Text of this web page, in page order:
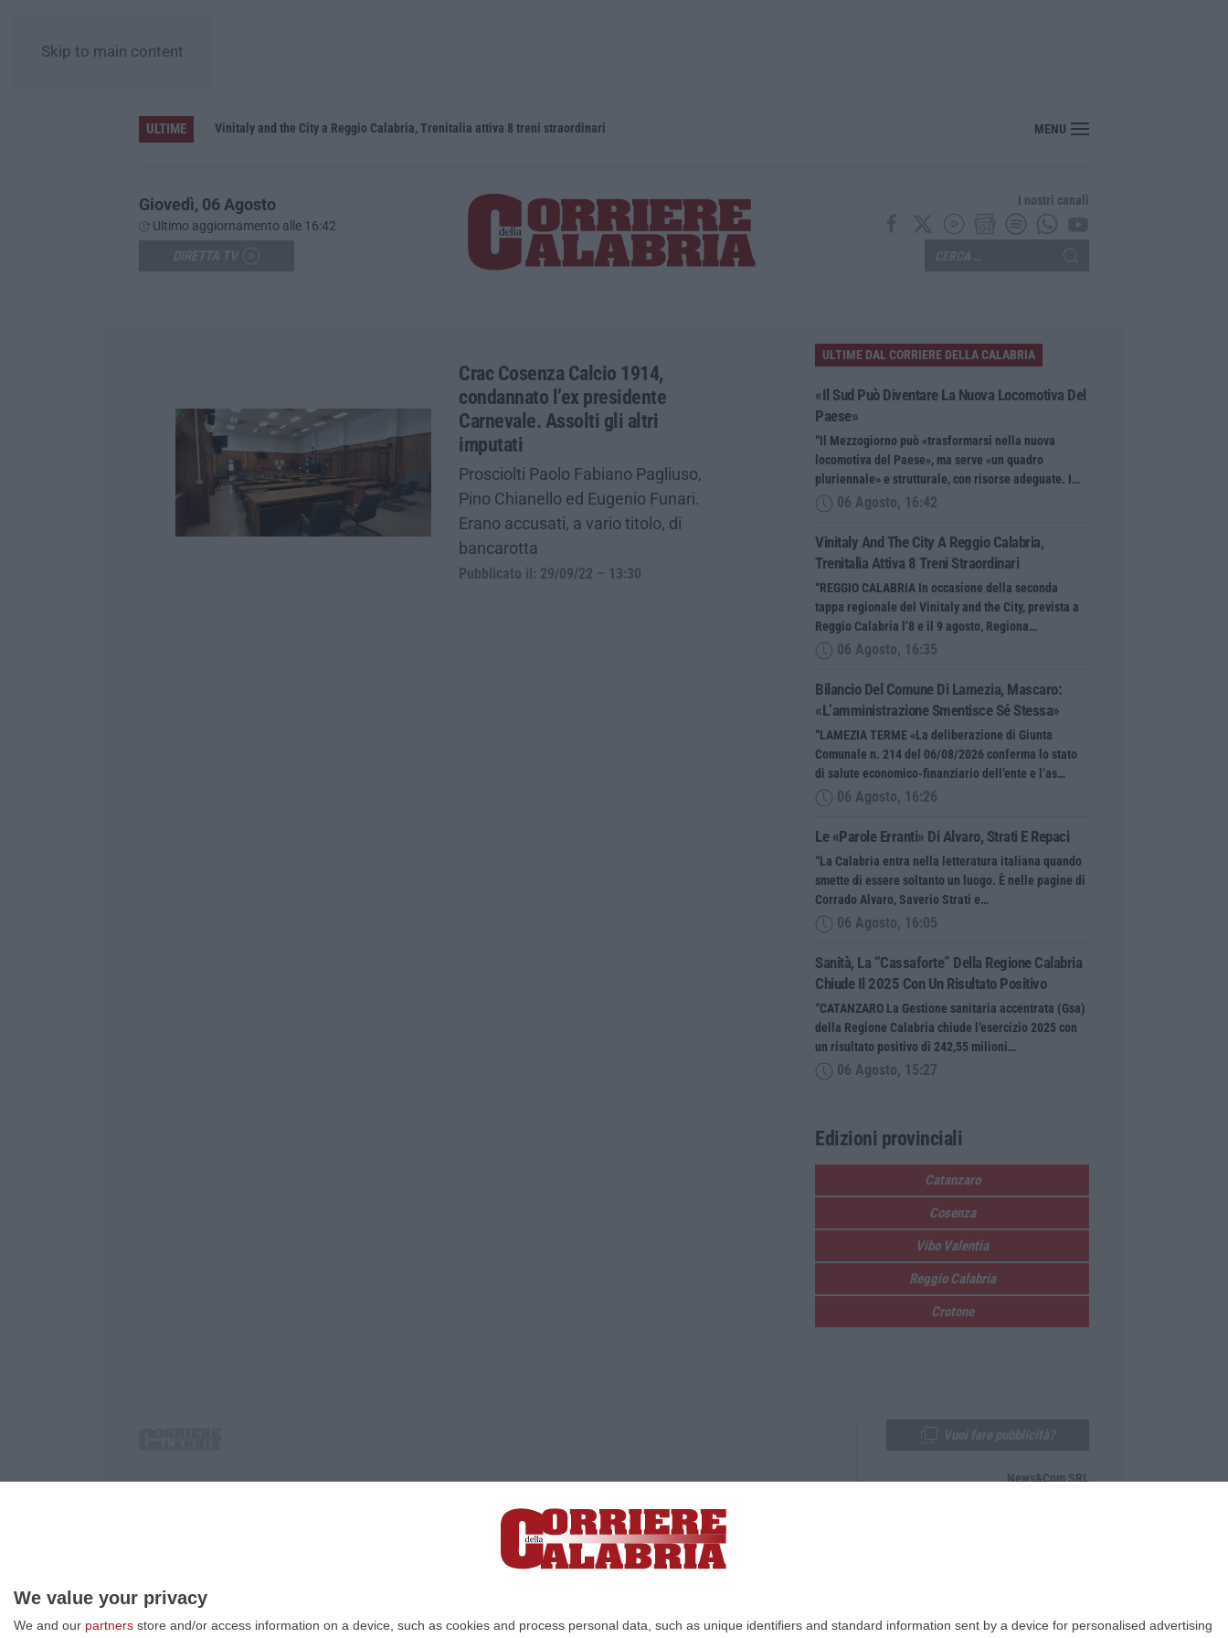
We value your privacy
We and our partners store and/or access information on a device, such as cookies and process personal data, such as unique identifiers and standard information sent by a device for personalised advertising
Skip to main content
ULTIME Vinitaly and the City a Reggio Calabria, Trenitalia attiva 8 treni straordinari Bilancio del Comune di Lamezia, Mascaro: «L’amministrazione smentisce sé stessa»
MENU
Giovedì, 06 Agosto
Ultimo aggiornamento alle 16:42
I nostri canali
Crac Cosenza Calcio 1914,
condannato l’ex presidente
Carnevale. Assolti gli altri
imputati
Prosciolti Paolo Fabiano Pagliuso,
Pino Chianello ed Eugenio Funari.
Erano accusati, a vario titolo, di
bancarotta
Pubblicato il: 29/09/22 – 13:30
ULTIME DAL CORRIERE DELLA CALABRIA
«Il Sud Può Diventare La Nuova Locomotiva Del
Paese»
“Il Mezzogiorno può «trasformarsi nella nuova
locomotiva del Paese», ma serve «un quadro
pluriennale» e strutturale, con risorse adeguate. I…
06 Agosto, 16:42
Vinitaly And The City A Reggio Calabria,
Trenitalia Attiva 8 Treni Straordinari
“REGGIO CALABRIA In occasione della seconda
tappa regionale del Vinitaly and the City, prevista a
Reggio Calabria l’8 e il 9 agosto, Regiona…
06 Agosto, 16:35
Bilancio Del Comune Di Lamezia, Mascaro:
«L’amministrazione Smentisce Sé Stessa»
“LAMEZIA TERME «La deliberazione di Giunta
Comunale n. 214 del 06/08/2026 conferma lo stato
di salute economico-finanziario dell’ente e l’as…
06 Agosto, 16:26
Le «parole Erranti» Di Alvaro, Strati E Repaci
“La Calabria entra nella letteratura italiana quando
smette di essere soltanto un luogo. È nelle pagine di
Corrado Alvaro, Saverio Strati e…
06 Agosto, 16:05
Sanità, La “cassaforte” Della Regione Calabria
Chiude Il 2025 Con Un Risultato Positivo
“CATANZARO La Gestione sanitaria accentrata (Gsa)
della Regione Calabria chiude l’esercizio 2025 con
un risultato positivo di 242,55 milioni…
06 Agosto, 15:27
Edizioni provinciali
Catanzaro
Cosenza
Vibo Valentia
Reggio Calabria
Crotone
P.IVA. 03199620794, Via del mare 6/G, S.Eufemia, Lamezia Terme (CZ)
Iscrizione tribunale di Lamezia Terme 5/2011 - Direttore responsabile Paola Militano |Privacy
News&Com SRL